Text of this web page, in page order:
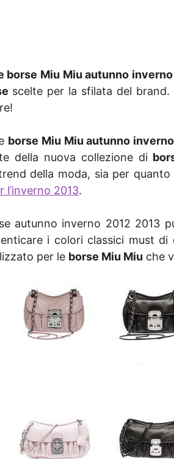
borse Miu Miu autunno
scelte per la sfilata del brand.
borse Miu Miu autunno
della nuova collezione di
della moda, sia per quanto
l’inverno 2013.
autunno inverno 2012 2013
i colori classici must
per le borse Miu Miu che